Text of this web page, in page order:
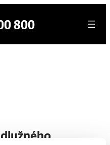
800